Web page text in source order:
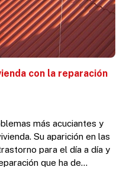
con la reparación
más acuciantes y
Su aparición en las
para el día a día y
que ha de